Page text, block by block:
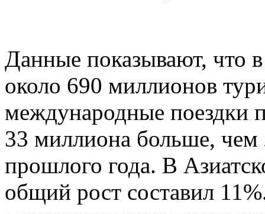
Данные показывают, что
около 690 миллионов
международные поездки
33 миллиона больше, чем
прошлого года. В
общий рост составил